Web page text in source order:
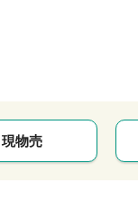
現物売